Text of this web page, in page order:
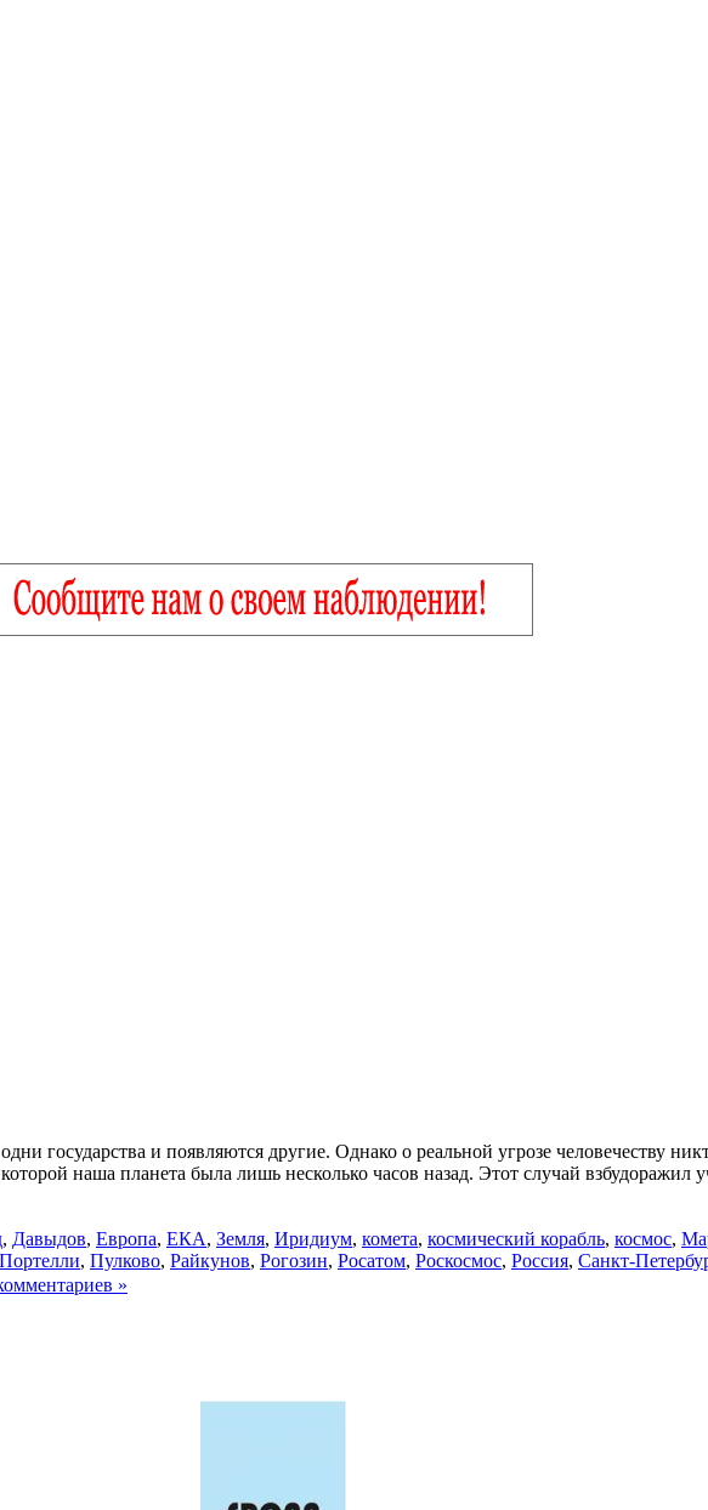
государства и появляются другие. Однако о реальной угрозе человечеству
наша планета была лишь несколько часов назад. Этот случай взбудоражил
, Давыдов, Европа, ЕКА, Земля, Иридиум, комета, космический корабль, космос,
Портелли, Пулково, Райкунов, Рогозин, Росатом, Роскосмос, Россия, Санкт-
»